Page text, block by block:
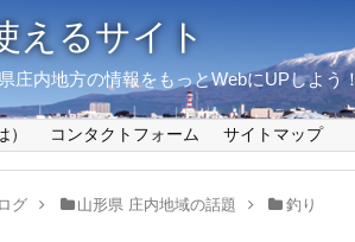
えるサイト
庄内地方の情報をもっとWebにUPしよう！
コンタクトフォーム サイトマップ
グ 山形県 庄内地域の話題 釣り